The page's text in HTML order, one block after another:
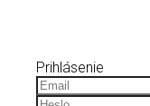
Prihlásenie